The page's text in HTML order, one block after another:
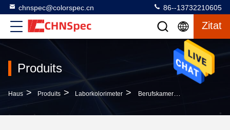
chnspec@colorspec.cn 86--13732210605
Zitat
Produits
Haus > Produits > Laborkolorimeter > Berufskamera-Ansicht-Laborfarbmeter-Unterschied-Analyse-Meter-Kolorimeter